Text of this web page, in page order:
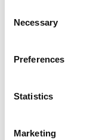
Selection
Necessary
Preferences
Statistics
Marketing
Πόσες φορές την
Ποια είναι τα
μάθημα